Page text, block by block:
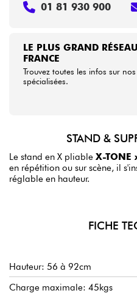
LE PLUS GRAND
FRANCE
Trouvez toutes les infos sur
spécialisées.
01 81 930 900
STAND &
Le stand en X pliable X-TONE
en répétition ou sur scène, il
réglable en hauteur.
FICHE
Hauteur: 56 à 92cm
Charge maximale: 45kgs